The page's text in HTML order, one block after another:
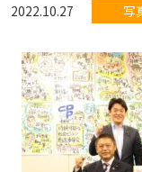
2022.10.27 写